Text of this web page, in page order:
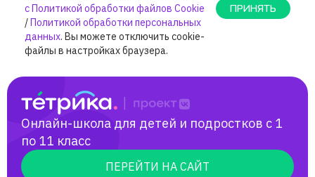
Онлайн-школа для детей и подростков с 1
по 11 класс
ПЕРЕЙТИ НА САЙТ